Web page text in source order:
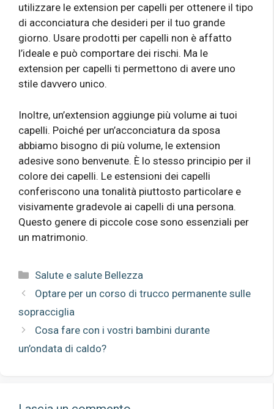
utilizzare le extension per capelli per ottenere il tipo
di acconciatura che desideri per il tuo grande
giorno. Usare prodotti per capelli non è affatto
l’ideale e può comportare dei rischi. Ma le
extension per capelli ti permettono di avere uno
stile davvero unico.
Inoltre, un’extension aggiunge più volume ai tuoi
capelli. Poiché per un’acconciatura da sposa
abbiamo bisogno di più volume, le extension
adesive sono benvenute. È lo stesso principio per il
colore dei capelli. Le estensioni dei capelli
conferiscono una tonalità piuttosto particolare e
visivamente gradevole ai capelli di una persona.
Questo genere di piccole cose sono essenziali per
un matrimonio.
Categorie
Salute e salute Bellezza
Optare per un corso di trucco permanente sulle
sopracciglia
Cosa fare con i vostri bambini durante
un’ondata di caldo?